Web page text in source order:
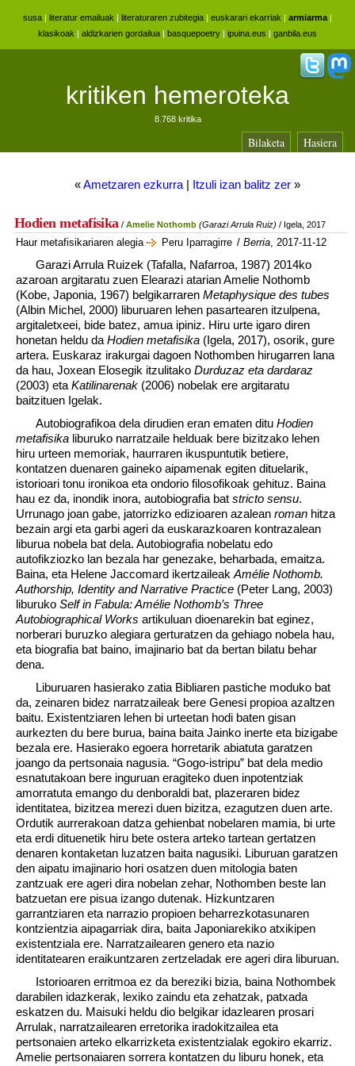
susa | literatur emailuak | literaturaren zubitegia | euskarari ekarriak | armiarma |
klasikoak | aldizkarien gordailua | basquepoetry | ipuina.eus | ganbila.eus
kritiken hemeroteka
8.768 kritika
Bilaketa Hasiera
«Ametzaren ezkurra | Itzuli izan balitz zer »
Hodien metafisika/ Amelie Nothomb (Garazi Arrula Ruiz) / Igela, 2017
Haur metafisikariaren alegia Peru Iparragirre / Berria, 2017-11-12
Garazi Arrula Ruizek (Tafalla, Nafarroa, 1987) 2014ko
azaroan argitaratu zuen Elearazi atarian Amelie Nothomb
(Kobe, Japonia, 1967) belgikarraren Metaphysique des tubes
(Albin Michel, 2000) liburuaren lehen pasartearen itzulpena,
argitaletxeei, bide batez, amua ipiniz. Hiru urte igaro diren
honetan heldu daHodien metafisika (Igela, 2017), osorik, gure
artera. Euskaraz irakurgai dagoen Nothomben hirugarren lana
da hau, Joxean Elosegik itzulitako Durduzaz eta dardaraz
(2003) etaKatilinarenak (2006) nobelak ere argitaratu
baitzituen Igelak.
Autobiografikoa dela dirudien eran ematen ditu Hodien
metafisika liburuko narratzaile helduak bere bizitzako lehen
hiru urteen memoriak, haurraren ikuspuntutik betiere,
kontatzen duenaren gaineko aipamenak egiten dituelarik,
istorioari tonu ironikoa eta ondorio filosofikoak gehituz. Baina
hau ez da, inondik inora, autobiografia bat stricto sensu.
Urrunago joan gabe, jatorrizko edizioaren azalean roman hitza
bezain argi eta garbi ageri da euskarazkoaren kontrazalean
liburua nobela bat dela. Autobiografia nobelatu edo
autofikziozko lan bezala har genezake, beharbada, emaitza.
Baina, eta Helene Jaccomard ikertzaileakAmélie Nothomb.
Authorship, Identity and Narrative Practice (Peter Lang, 2003)
liburuko Self in Fabula: Amélie Nothomb’s Three
Autobiographical Works artikuluan dioenarekin bat eginez,
norberari buruzko alegiara gerturatzen da gehiago nobela hau,
eta biografia bat baino, imajinario bat da bertan bilatu behar
dena.
Liburuaren hasierako zatia Bibliaren pastiche moduko bat
da, zeinaren bidez narratzaileak bere Genesi propioa azaltzen
baitu. Existentziaren lehen bi urteetan hodi baten gisan
aurkezten du bere burua, baina baita Jainko inerte eta bizigabe
bezala ere. Hasierako egoera horretarik abiatuta garatzen
joango da pertsonaia nagusia. “Gogo-istripu” bat dela medio
esnatutakoan bere inguruan eragiteko duen inpotentziak
amorratuta emango du denboraldi bat, plazeraren bidez
identitatea, bizitzea merezi duen bizitza, ezagutzen duen arte.
Ordutik aurrerakoan datza gehienbat nobelaren mamia, bi urte
eta erdi dituenetik hiru bete ostera arteko tartean gertatzen
denaren kontaketan luzatzen baita nagusiki. Liburuan garatzen
den aipatu imajinario hori osatzen duen mitologia baten
zantzuak ere ageri dira nobelan zehar, Nothomben beste lan
batzuetan ere pisua izango dutenak. Hizkuntzaren
garrantziaren eta narrazio propioen beharrezkotasunaren
kontzientzia aipagarriak dira, baita Japoniarekiko atxikipen
existentziala ere. Narratzailearen genero eta nazio
identitatearen eraikuntzaren zertzeladak ere ageri dira liburuan.
Istorioaren erritmoa ez da bereziki bizia, baina Nothombek
darabilen idazkerak, lexiko zaindu eta zehatzak, patxada
eskatzen du. Maisuki heldu dio belgikar idazlearen prosari
Arrulak, narratzailearen erretorika iradokitzailea eta
pertsonaien arteko elkarrizketa existentzialak egokiro ekarriz.
Amelie pertsonaiaren sorrera kontatzen du liburu honek, eta